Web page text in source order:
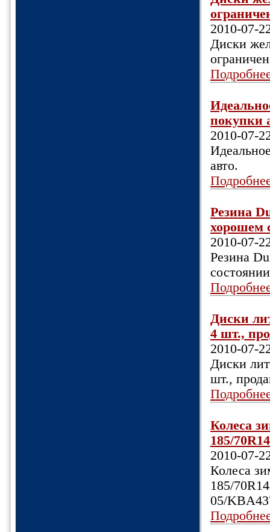
2010-07-
Диски
покупки
2010-07-
авто.
Резина
хорошем
2010-07-
Резина
Диски
4 шт.,
2010-07-
Диски
шт.,
Колеса
185/
2010-07-
Колеса
185/
05/